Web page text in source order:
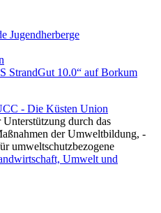
Jugendherberge
StrandGut 10.0“ auf Borkum
- Die Küsten Union
durch das
der Umweltbildung, -
umweltschutzbezogene
Umwelt und